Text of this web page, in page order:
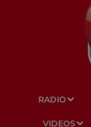
RADIO
VIDEOS